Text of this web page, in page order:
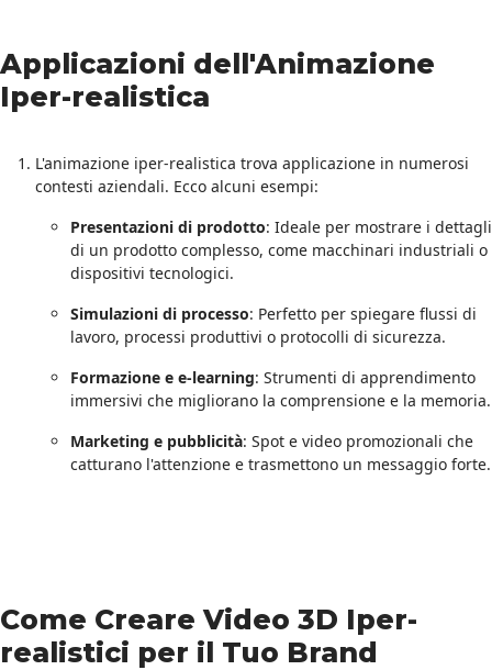
Applicazioni dell'Animazione
Iper-realistica
L'animazione iper-realistica trova applicazione in numerosi
contesti aziendali. Ecco alcuni esempi:
Presentazioni di prodotto: Ideale per mostrare i dettagli
di un prodotto complesso, come macchinari industriali o
dispositivi tecnologici.
Simulazioni di processo: Perfetto per spiegare flussi di
lavoro, processi produttivi o protocolli di sicurezza.
Formazione e e-learning: Strumenti di apprendimento
immersivi che migliorano la comprensione e la memoria.
Marketing e pubblicità: Spot e video promozionali che
catturano l'attenzione e trasmettono un messaggio forte.
Come Creare Video 3D Iper-
realistici per il Tuo Brand